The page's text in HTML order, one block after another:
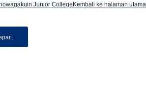
Junior CollegeKembali ke halaman utama